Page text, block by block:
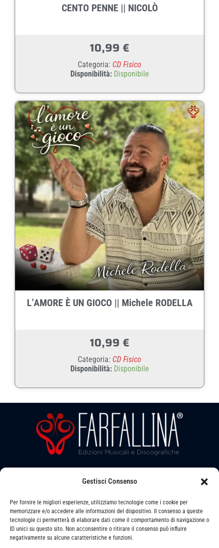
Gestisci Consenso
Per fornire le migliori esperienze, utilizziamo tecnologie come i cookie per
memorizzare e/o accedere alle informazioni del dispositivo. Il consenso a queste
tecnologie ci permetterà di elaborare dati come il comportamento di navigazione o
ID unici su questo sito. Non acconsentire o ritirare il consenso può influire
negativamente su alcune caratteristiche e funzioni.
CENTO PENNE || NICOLÒ
10,99 €
Categoria: CD Fisico
Disponibilità: Disponibile
L’AMORE È UN GIOCO || Michele RODELLA
10,99 €
Categoria: CD Fisico
Disponibilità: Disponibile
Seguici su:
Via LEVATA, 6 - STRADELLA (PV) - 27049